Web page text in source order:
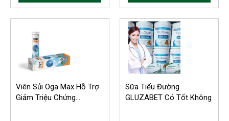
Viên Sủi Oga Max Hỗ Trợ
Giảm Triệu Chứng...
Sữa Tiểu Đường
GLUZABET Có Tốt Không